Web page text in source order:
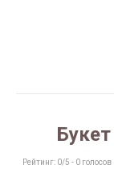
Рейтинг: 0/5 - 0 голосов